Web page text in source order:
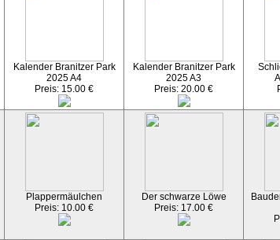
Kalender Branitzer Park
2025 A4
Preis: 15.00 €
Kalender Branitzer Park
2025 A3
Preis: 20.00 €
Plappermäulchen
Preis: 10.00 €
Der schwarze Löwe
Preis: 17.00 €